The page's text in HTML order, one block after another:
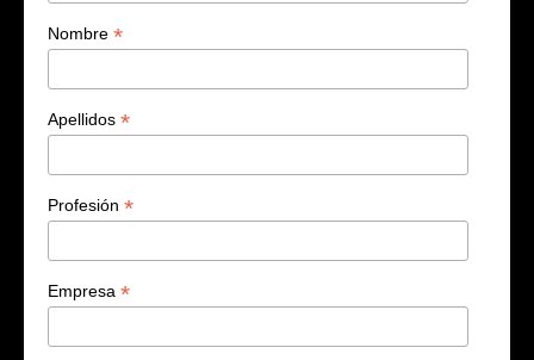
Nombre *
Apellidos *
Profesión *
Empresa *